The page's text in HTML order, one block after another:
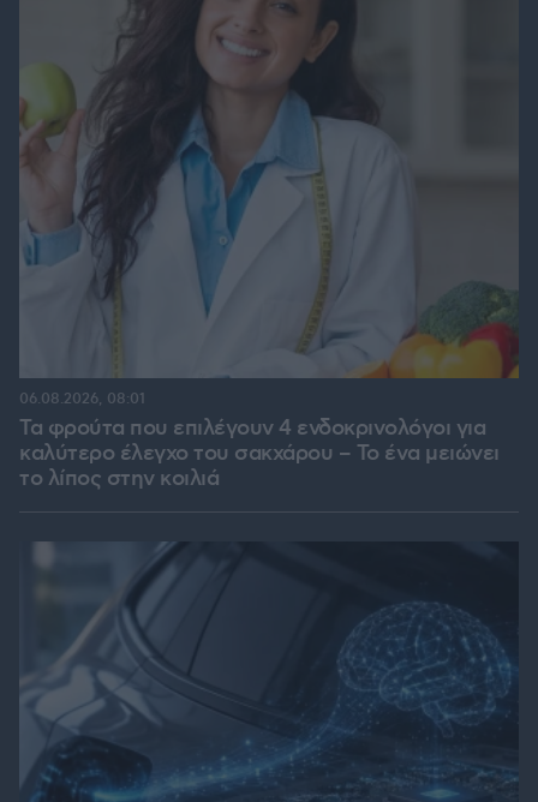
Τα φρούτα που επιλέγουν 4 ενδοκρινολόγοι για
καλύτερο έλεγχο του σακχάρου – Το ένα μειώνει
το λίπος στην κοιλιά
06.08.2026, 08:01